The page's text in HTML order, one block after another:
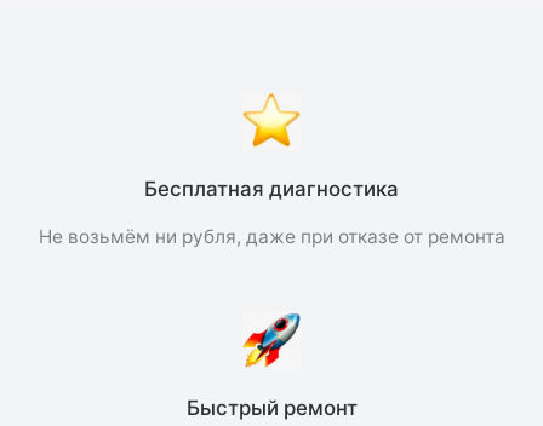
Бесплатная диагностика
Не возьмём ни рубля, даже при отказе от ремонта
Быстрый ремонт